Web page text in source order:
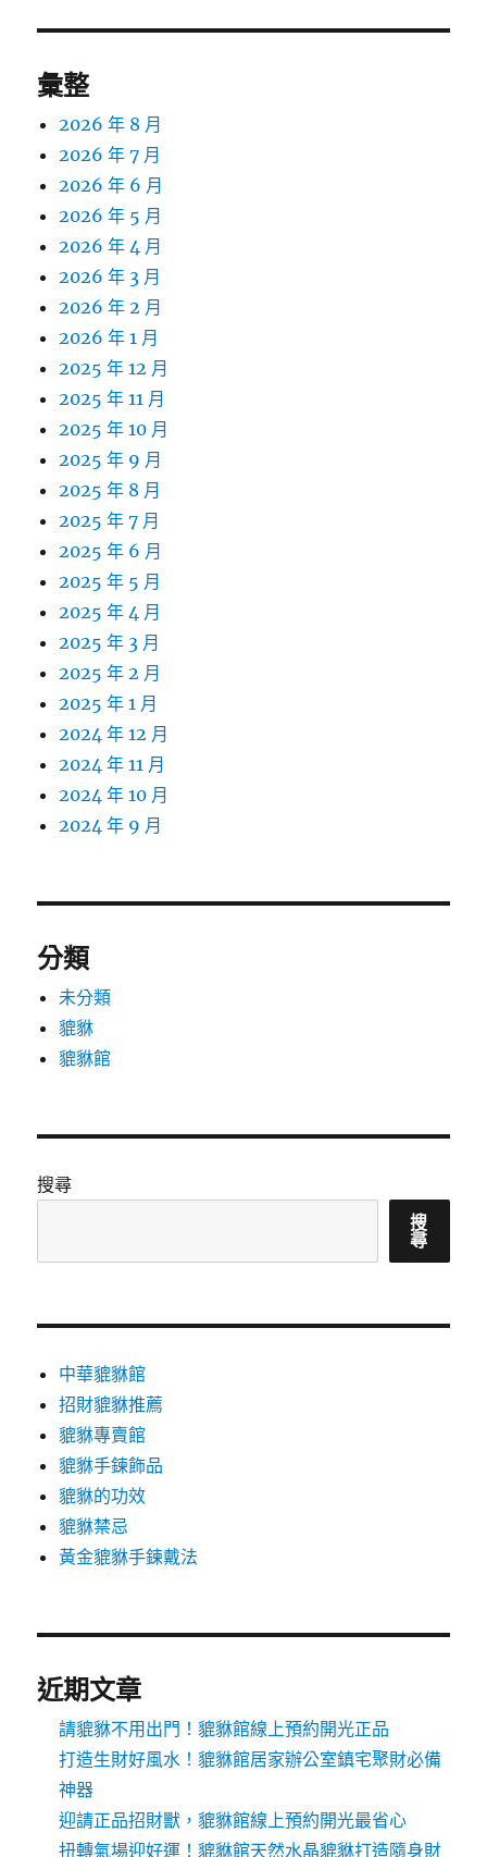
章:
彙整
2026 年 8 月
2026 年 7 月
2026 年 6 月
2026 年 5 月
2026 年 4 月
2026 年 3 月
2026 年 2 月
2026 年 1 月
2025 年 12 月
2025 年 11 月
2025 年 10 月
2025 年 9 月
2025 年 8 月
2025 年 7 月
2025 年 6 月
2025 年 5 月
2025 年 4 月
2025 年 3 月
2025 年 2 月
2025 年 1 月
2024 年 12 月
2024 年 11 月
2024 年 10 月
2024 年 9 月
分類
未分類
貔貅
貔貅館
搜尋
搜
尋
中華貔貅館
招財貔貅推薦
貔貅專賣館
貔貅手鍊飾品
貔貅的功效
貔貅禁忌
黃金貔貅手鍊戴法
近期文章
請貔貅不用出門！貔貅館線上預約開光正品
打造生財好風水！貔貅館居家辦公室鎮宅聚財必備
神器
迎請正品招財獸，貔貅館線上預約開光最省心
扭轉氣場迎好運！貔貅館天然水晶貔貅打造隨身財